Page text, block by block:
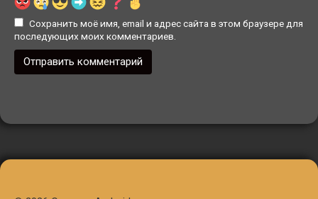
Сохранить моё имя, email и адрес сайта в этом браузере для
последующих моих комментариев.